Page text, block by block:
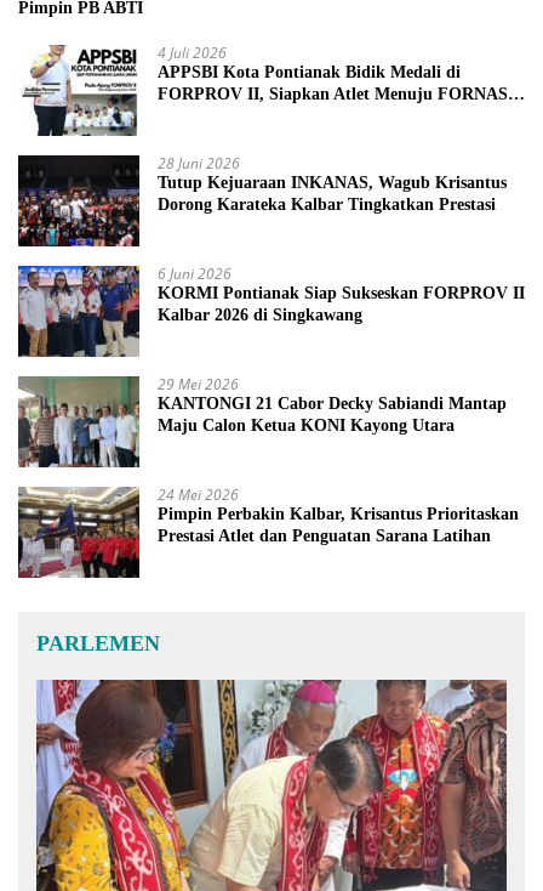
Pimpin PB ABTI
4 Juli 2026
APPSBI Kota Pontianak Bidik Medali di
FORPROV II, Siapkan Atlet Menuju FORNAS
28 Juni 2026
Tutup Kejuaraan INKANAS, Wagub Krisantus
Dorong Karateka Kalbar Tingkatkan Prestasi
6 Juni 2026
KORMI Pontianak Siap Sukseskan FORPROV II
Kalbar 2026 di Singkawang
29 Mei 2026
KANTONGI 21 Cabor Decky Sabiandi Mantap
Maju Calon Ketua KONI Kayong Utara
24 Mei 2026
Pimpin Perbakin Kalbar, Krisantus Prioritaskan
Prestasi Atlet dan Penguatan Sarana Latihan
PARLEMEN